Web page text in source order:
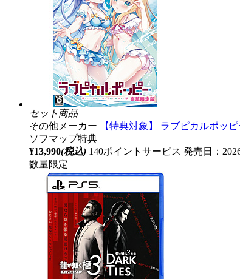
セット商品
その他メーカー
【特典対象】 ラブピカルポッ
ソフマップ特典
¥13,990(税込) 140ポイントサービス 発売日：
数量限定